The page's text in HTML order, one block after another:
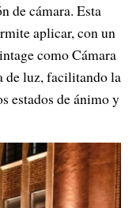
de cámara. Esta
aplicar, con un
como Cámara
de luz, facilitando la
estados de ánimo y